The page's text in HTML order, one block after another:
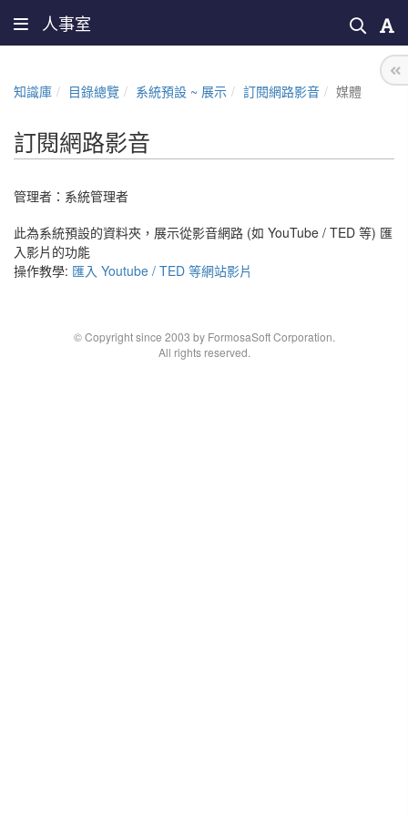
人事室
知識庫 目錄總覽 系統預設 ~ 展示 訂閱網路影音 媒體
訂閱網路影音
管理者： 系統管理者
此為系統預設的資料夾，展示從影音網路 (如 YouTube / TED 等) 匯
入影片的功能
操作教學: 匯入 Youtube / TED 等網站影片
© Copyright since 2003 by FormosaSoft Corporation.
All rights reserved.